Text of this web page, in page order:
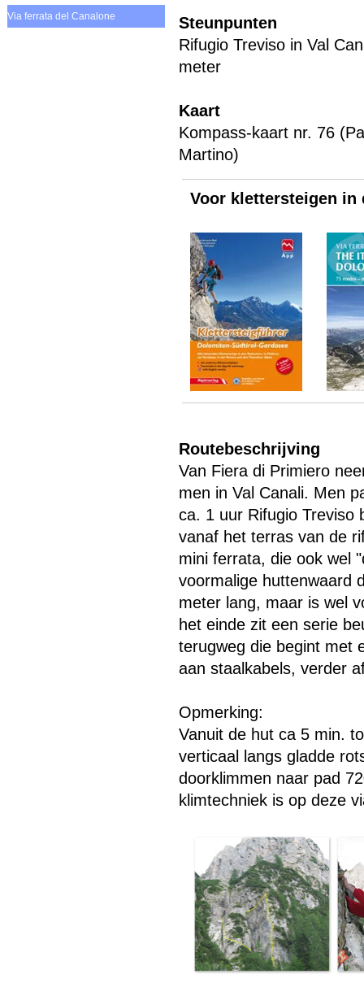
Via ferrata del Canalone
Steunpunten
Rifugio Treviso in Val
meter
Kaart
Kompass-kaart nr. 76
Martino)
Voor klettersteigen in
Routebeschrijving
Van Fiera di Primiero
men in Val Canali. Men
ca. 1 uur Rifugio Treviso
vanaf het terras van de
mini ferrata, die ook wel
voormalige huttenwaard
meter lang, maar is wel
het einde zit een serie
terugweg die begint met
aan staalkabels, verder
Opmerking:
Vanuit de hut ca 5 min.
verticaal langs gladde
doorklimmen naar pad
klimtechniek is op deze